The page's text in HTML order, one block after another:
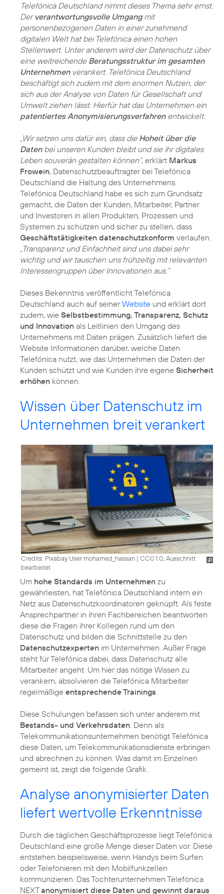
Telefónica Deutschland nimmt dieses Thema sehr ernst.
Der verantwortungsvolle Umgangmit
personenbezogenen Daten in einer zunehmend
digitalen Welt hat bei Telefónica einen hohen
Stellenwert. Unter anderem wird der Datenschutz über
eine weitreichende Beratungsstruktur im gesamten
Unternehmenverankert. Telefónica Deutschland
beschäftigt sich zudem mit dem enormen Nutzen, der
sich aus der Analyse von Daten für Gesellschaft und
Umwelt ziehen lässt. Hierfür hat das Unternehmen ein
patentiertes Anonymisierungsverfahrenentwickelt.
„Wir setzen uns dafür ein, dass die Hoheit über die
Datenbei unseren Kunden bleibt und sie ihr digitales
Leben souverän gestalten können“, erklärt Markus
Frowein, Datenschutzbeauftragter bei Telefónica
Deutschland die Haltung des Unternehmens.
Telefónica Deutschland habe es sich zum Grundsatz
gemacht, die Daten der Kunden, Mitarbeiter, Partner
und Investoren in allen Produkten, Prozessen und
Systemen zu schützen und sicher zu stellen, dass
Geschäftstätigkeiten datenschutzkonform verlaufen.
„Transparenz und Einfachheit sind uns dabei sehr
wichtig und wir tauschen uns frühzeitig mit relevanten
Interessengruppen über Innovationen aus.“
Dieses Bekenntnis veröffentlicht Telefónica
Deutschland auch auf seinerWebsite und erklärt dort
zudem, wie Selbstbestimmung, Transparenz, Schutz
und Innovation als Leitlinien den Umgang des
Unternehmens mit Daten prägen. Zusätzlich liefert die
Website Informationen darüber, welche Daten
Telefónica nutzt, wie das Unternehmen die Daten der
Kunden schützt und wie Kunden ihre eigene Sicherheit
erhöhen können.
Wissen über Datenschutz im
Unternehmen breit verankert
Credits: Pixabay User mohamed_hassan | CC0 1.0, Ausschnitt
bearbeitet
Um hohe Standards im Unternehmen zu
gewährleisten, hat Telefónica Deutschland intern ein
Netz aus Datenschutzkoordinatoren geknüpft. Als feste
Ansprechpartner in ihren Fachbereichen beantworten
diese die Fragen ihrer Kollegen rund um den
Datenschutz und bilden die Schnittstelle zu den
Datenschutzexperten im Unternehmen. Außer Frage
steht für Telefónica dabei, dass Datenschutz alle
Mitarbeiter angeht. Um hier das nötige Wissen zu
verankern, absolvieren die Telefónica Mitarbeiter
regelmäßige entsprechende Trainings
Diese Schulungen befassen sich unter anderem mit
Bestands- und Verkehrsdaten . Denn als
Telekommunikationsunternehmen benötigt Telefónica
diese Daten, um Telekommunikationsdienste erbringen
und abrechnen zu können. Was damit im Einzelnen
gemeint ist, zeigt die folgende Grafik.
Analyse anonymisierter Daten
liefert wertvolle Erkenntnisse
Durch die täglichen Geschäftsprozesse liegt Telefónica
Deutschland eine große Menge dieser Daten vor. Diese
entstehen beispielsweise, wenn Handys beim Surfen
oder Telefonieren mit den Mobilfunkzellen
kommunizieren. Das Tochterunternehmen Telefónica
NEXT anonymisiert diese Daten und gewinnt daraus